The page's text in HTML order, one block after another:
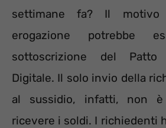
settimane fa? Il motivo
erogazione potrebbe
sottoscrizione del
Digitale. Il solo invio della
al sussidio, infatti, non
ricevere i soldi. I richiedenti